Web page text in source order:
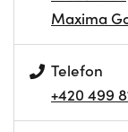
Maxima
Telefon
+420 499